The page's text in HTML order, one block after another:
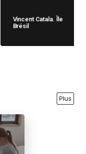
Vincent Catala. Île
Brésil
Plus